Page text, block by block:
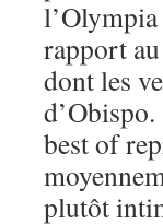
l’Olympia
rapport
dont les
best of
plutôt